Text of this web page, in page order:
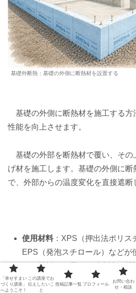
基礎外断熱：基礎の外側に断熱材を設置する
基礎の外側に断熱材を施工する方
性能を向上させます。
基礎の外部を断熱材で覆い、その
げ材を施工します。基礎の外側に断
で、外部からの温度変化を直接遮断
使用材料：XPS（押出法ポリス
EPS（発泡スチロール）などが
らの材料は、優れた耐水性と断
設計のポイント ：外断熱では、
「幸せすまい
づくり講座」
へようこそ！
この講座でお
伝えしたいこ
と
投稿記事一覧 プロフィール
お問い合わ
せ・相談